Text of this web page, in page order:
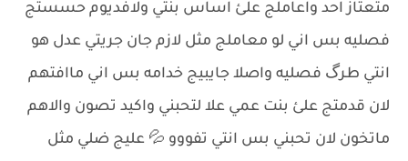
متعتاز احد واعاملج علئ اساس بنتي ولافديوم حسستج
فصليه بس اني لو معاملج مثل لازم جان جريتي عدل هو
انتي طرگ فصليه واصلا جايبيج خدامه بس اني ماافتهم
لان قدمتج علئ بنت عمي علا لتحبني واكيد تصون والاهم
ماتخون لان تحبني بس انتي تفووو 💦 عليج ضلي مثل